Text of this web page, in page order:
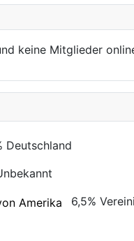
keine Mitglieder
Deutschland
6,5%